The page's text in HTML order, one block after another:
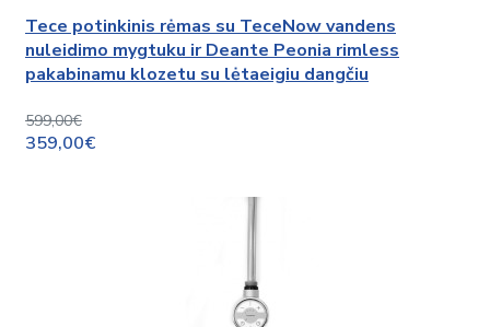
Tece potinkinis rėmas su TeceNow vandens
nuleidimo mygtuku ir Deante Peonia rimless
pakabinamu klozetu su lėtaeigiu dangčiu
599,00€
359,00€